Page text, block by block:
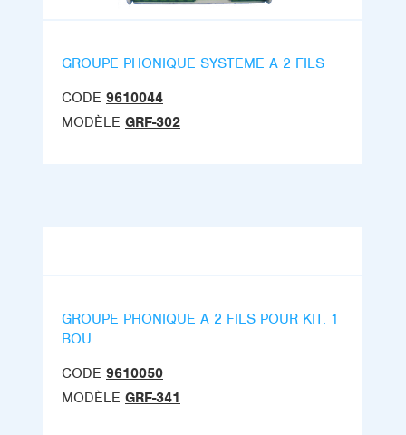
GROUPE PHONIQUE SYSTEME A 2 FILS
CODE 9610044
MODÈLE GRF-302
GROUPE PHONIQUE A 2 FILS POUR KIT. 1
BOU
CODE 9610050
MODÈLE GRF-341